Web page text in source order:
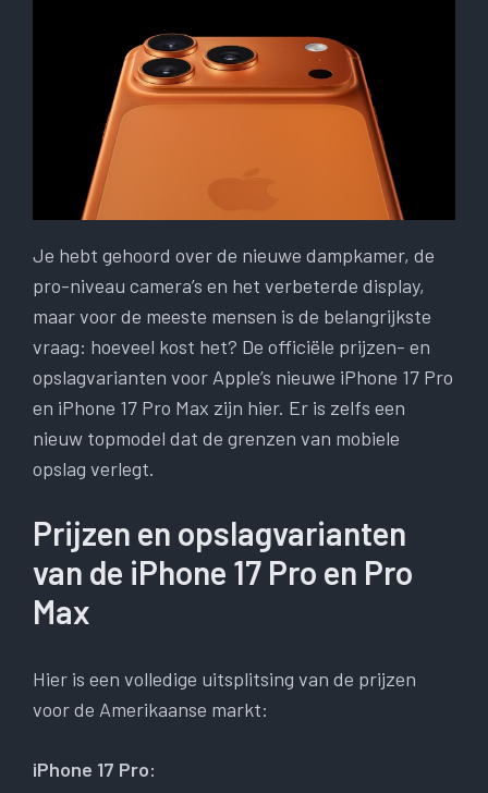
Je hebt gehoord over de nieuwe dampkamer, de
pro-niveau camera’s en het verbeterde display,
maar voor de meeste mensen is de belangrijkste
vraag: hoeveel kost het? De officiële prijzen- en
opslagvarianten voor Apple’s nieuwe iPhone 17 Pro
en iPhone 17 Pro Max zijn hier. Er is zelfs een
nieuw topmodel dat de grenzen van mobiele
opslag verlegt.
Prijzen en opslagvarianten
van de iPhone 17 Pro en Pro
Max
Hier is een volledige uitsplitsing van de prijzen
voor de Amerikaanse markt:
iPhone 17 Pro: